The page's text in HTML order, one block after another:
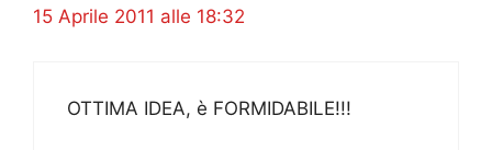
15 Aprile 2011 alle 18:32
OTTIMA IDEA, è FORMIDABILE!!!